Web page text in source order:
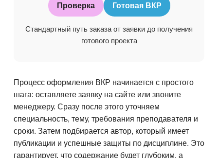
Проверка Готовая ВКР
Стандартный путь заказа от заявки до получения
готового проекта
Процесс оформления ВКР начинается с простого
шага: оставляете заявку на сайте или звоните
менеджеру. Сразу после этого уточняем
специальность, тему, требования преподавателя и
сроки. Затем подбирается автор, который имеет
публикации и успешные защиты по дисциплине. Это
гарантирует, что содержание будет глубоким, а